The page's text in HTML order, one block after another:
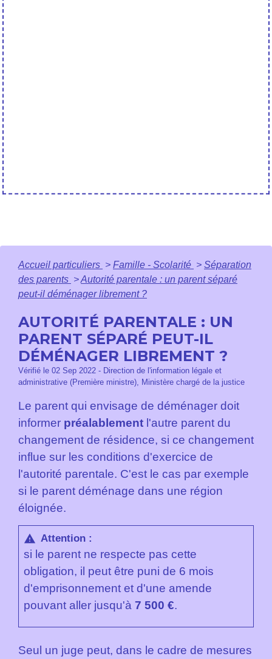
Accueil particuliers > Famille - Scolarité > Séparation
des parents >Autorité parentale : un parent séparé
peut-il déménager librement ?
AUTORITÉ PARENTALE : UN
PARENT SÉPARÉ PEUT-IL
DÉMÉNAGER LIBREMENT ?
Vérifié le 02 Sep 2022 - Direction de l'information légale et
administrative (Première ministre), Ministère chargé de la justice
Le parent qui envisage de déménager doit
informer préalablement l'autre parent du
changement de résidence, si ce changement
influe sur les conditions d'exercice de
l'autorité parentale. C'est le cas par exemple
si le parent déménage dans une région
éloignée.
warning Attention :
si le parent ne respecte pas cette
obligation, il peut être puni de 6 mois
d'emprisonnement et d'une amende
pouvant aller jusqu'à 7 500 €.
Seul un juge peut, dans le cadre de mesures